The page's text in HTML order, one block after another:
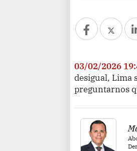
03/02/2026
desigual, Lima
preguntarnos